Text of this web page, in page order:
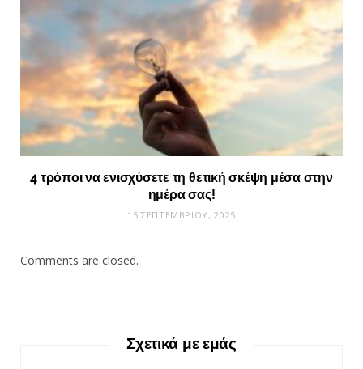
4 τρόποι να ενισχύσετε τη θετική σκέψη μέσα στην
ημέρα σας!
15 ΣΕΠΤΕΜΒΡΊΟΥ, 2025
Comments are closed.
Σχετικά με εμάς